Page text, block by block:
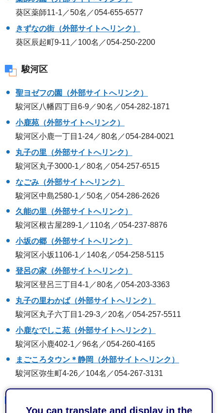
You can translate and display in the
葵区薬師11-1／50名／054-655-6577
きずなの街（外部サイトへリンク）
葵区辰起町9-11／100名／054-250-2200
駿河区
聖ヨゼフの園（外部サイトへリンク）
駿河区八幡四丁目6-9／90名／054-282-1871
小鹿苑（外部サイトへリンク）
駿河区小鹿一丁目1-24／80名／054-284-0021
丸子の里（外部サイトへリンク）
駿河区丸子3000-1／80名／054-257-6515
なごみ（外部サイトへリンク）
駿河区中島2580-1／50名／054-286-2626
久能の里（外部サイトへリンク）
駿河区根古屋289-1／110名／054-237-8876
小坂の郷（外部サイトへリンク）
駿河区小坂1106-1／140名／054-258-5115
登呂の家（外部サイトへリンク）
駿河区登呂三丁目4-1／80名／054-203-3363
丸子の里わかば（外部サイトへリンク）
駿河区丸子六丁目1-29-3／20名／054-257-5511
小鹿なでしこ苑（外部サイトへリンク）
駿河区小鹿402-1／96名／054-260-4165
まごころタウン＊静岡（外部サイトへリンク）
駿河区弥生町4-26／104名／054-267-3131